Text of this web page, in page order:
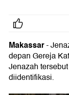
Makassar-
depan Gereja
Jenazah
diidentifikasi.